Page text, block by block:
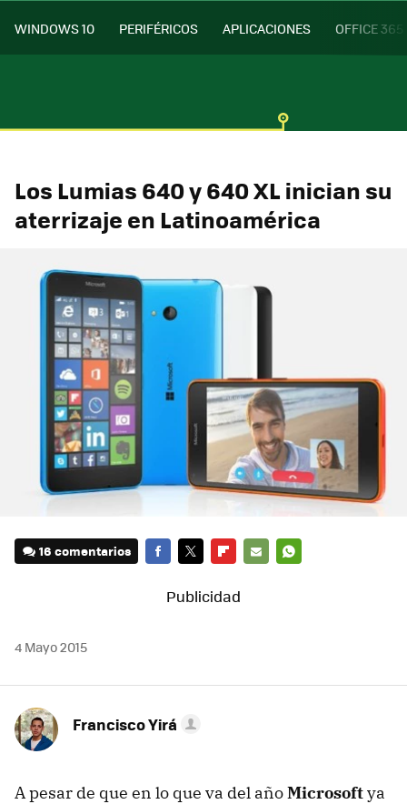
WINDOWS 10 PERIFÉRICOS APLICACIONES OFFICE 365
Los Lumias 640 y 640 XL inician su
aterrizaje en Latinoamérica
16 comentarios
4 Mayo 2015
Francisco Yirá
A pesar de que en lo que va del añoMicrosoftya